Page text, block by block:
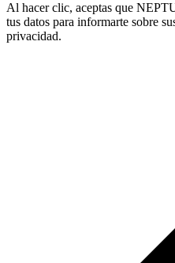
Al hacer clic, aceptas que
tus datos para informarte sobre
privacidad.